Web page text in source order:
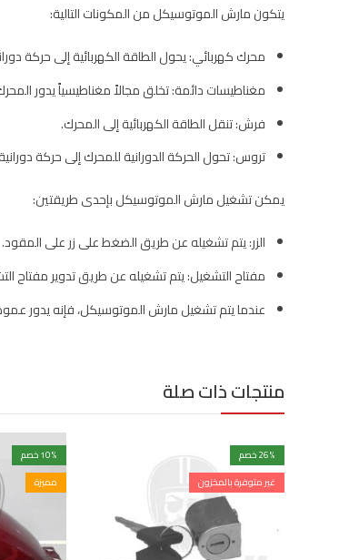
يتكون مارش الموتوسيكل من المكونات التالية:
محرك كهربائي: يحول الطاقة الكهربائية إلى حركة
مغناطيسات دائمة: تخلق مجالاً مغناطيسياً يدور
فرش: تنقل الطاقة الكهربائية إلى المحرك.
تروس: تحول الحركة الدورانية للمحرك إلى حركة
يمكن تشغيل مارش الموتوسيكل بإحدى طريقتين:
الزر: يتم تشغيله عن طريق الضغط على زر على المقود.
مفتاح التشغيل: يتم تشغيله عن طريق تدوير مفتاح
عندما يتم تشغيل مارش الموتوسيكل، فإنه يدور
منتجات ذات صلة
26% خصم
غير متوفرة بالمخزون
10% خصم
مميزة